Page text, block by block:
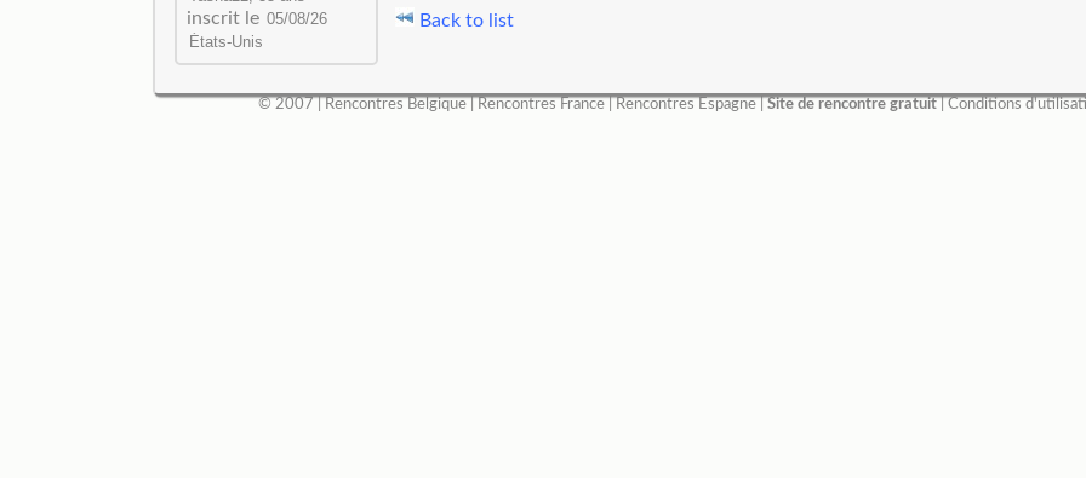
inscrit le Back to list
© 2007 | Rencontres Belgique| Rencontres France| Rencontres Espagne| Site de rencontre gratuit| Conditions